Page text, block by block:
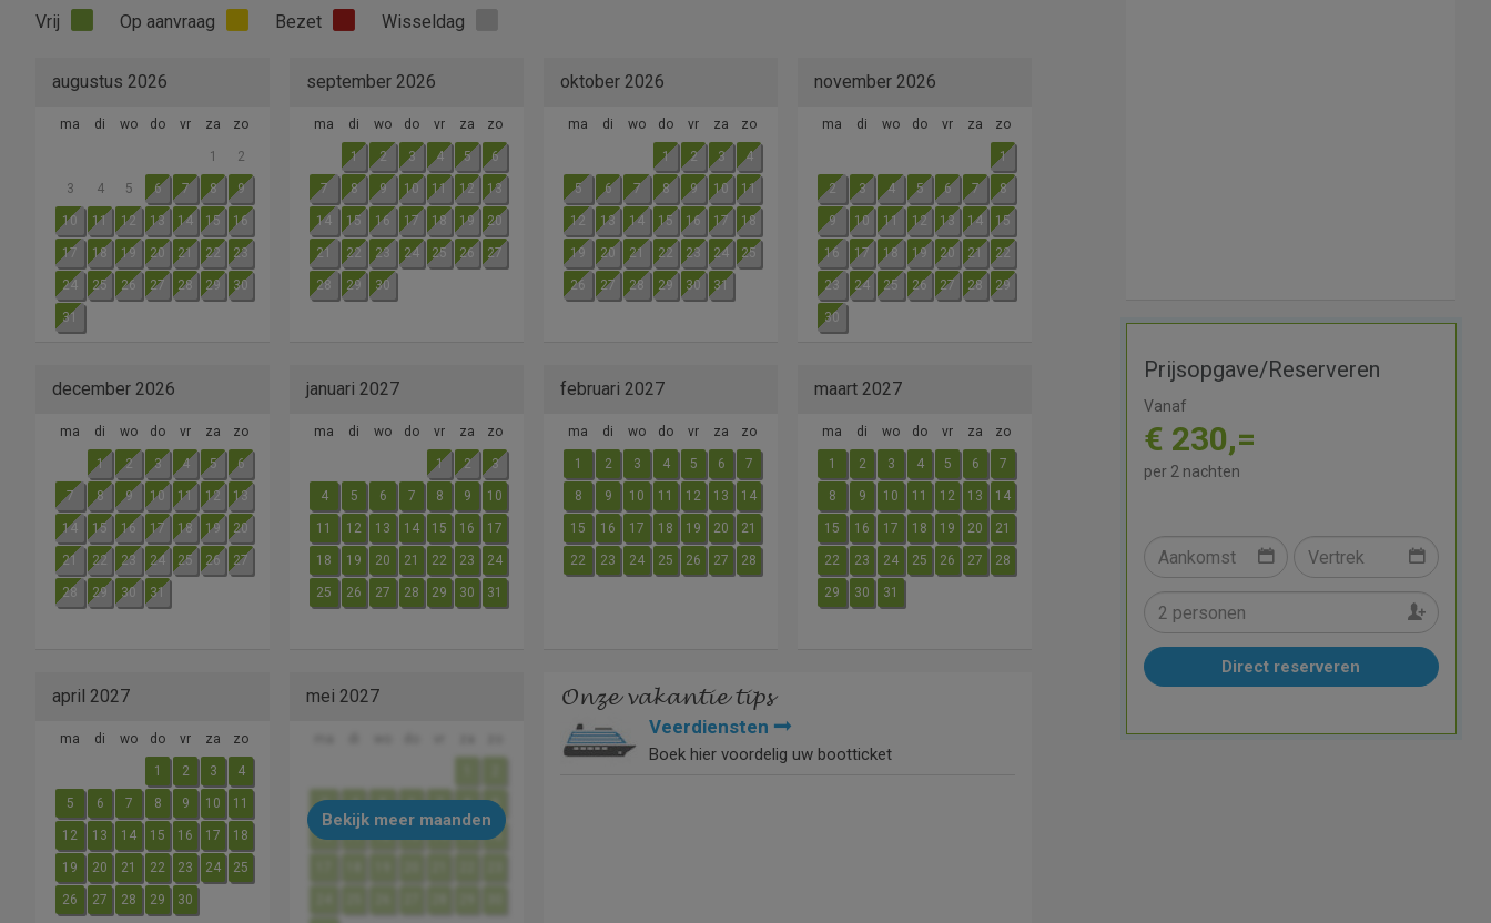
Vrij Op aanvraag Bezet Wisseldag
augustus 2026
ma di wo do vr za zo
1 2
3 4 5 6 7 8 9
10 11 12 13 14 15 16
17 18 19 20 21 22 23
24 25 26 27 28 29 30
31
september 2026
ma di wo do vr za zo
1 2 3 4 5 6
7 8 9 10 11 12 13
14 15 16 17 18 19 20
21 22 23 24 25 26 27
28 29 30
oktober 2026
ma di wo do vr za zo
1 2 3 4
5 6 7 8 9 10 11
12 13 14 15 16 17 18
19 20 21 22 23 24 25
26 27 28 29 30 31
november 2026
ma di wo do vr za zo
1
2 3 4 5 6 7 8
9 10 11 12 13 14 15
16 17 18 19 20 21 22
23 24 25 26 27 28 29
30
december 2026
ma di wo do vr za zo
1 2 3 4 5 6
7 8 9 10 11 12 13
14 15 16 17 18 19 20
21 22 23 24 25 26 27
28 29 30 31
januari 2027
ma di wo do vr za zo
1 2 3
4 5 6 7 8 9 10
11 12 13 14 15 16 17
18 19 20 21 22 23 24
25 26 27 28 29 30 31
februari 2027
ma di wo do vr za zo
1 2 3 4 5 6 7
8 9 10 11 12 13 14
15 16 17 18 19 20 21
22 23 24 25 26 27 28
maart 2027
ma di wo do vr za zo
1 2 3 4 5 6 7
8 9 10 11 12 13 14
15 16 17 18 19 20 21
22 23 24 25 26 27 28
29 30 31
april 2027
ma di wo do vr za zo
1 2 3 4
5 6 7 8 9 10 11
12 13 14 15 16 17 18
19 20 21 22 23 24 25
26 27 28 29 30
mei 2027
3 4 5 6 7 8 9
10 16
Bekijk meer maanden
Onze vakantie tips
Veerdiensten
Boek hier voordelig uw bootticket
Prijsopgave/Reserveren
Vanaf
€ 230,=
per 2 nachten
Direct reserveren